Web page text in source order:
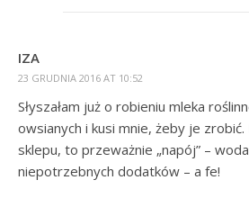
IZA
23 GRUDNIA 2016 AT 10:52
Słyszałam już o robieniu mleka
owsianych i kusi mnie, żeby je
sklepu, to przeważnie „napój” –
niepotrzebnych dodatków – a fe!